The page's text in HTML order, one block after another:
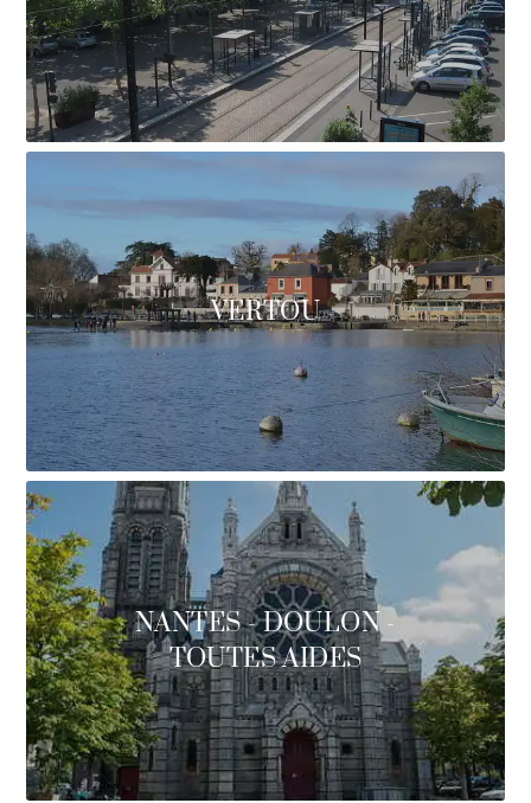
VERTOU
NANTES - DOULON -
TOUTES AIDES